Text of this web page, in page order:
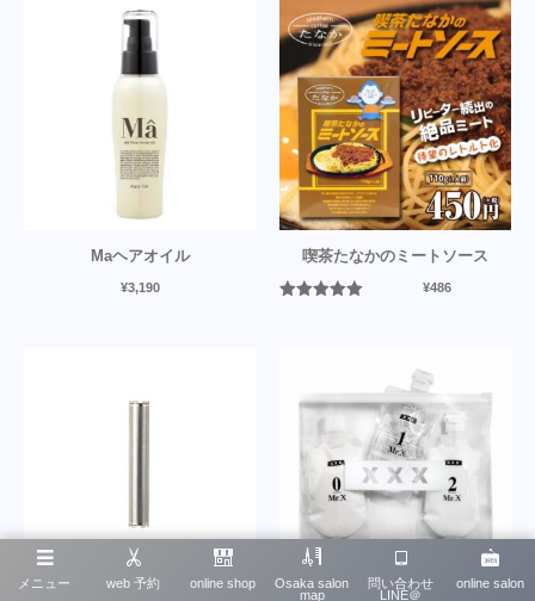
Maヘアオイル
¥3,190
喫茶たなかのミートソース
¥486
メニュー web 予約 online shop
Osaka salon
map
問い合わせ
LINE＠
online salon